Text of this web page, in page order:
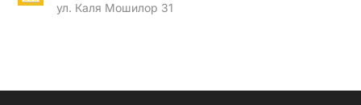
ул. Каля Мошилор 31